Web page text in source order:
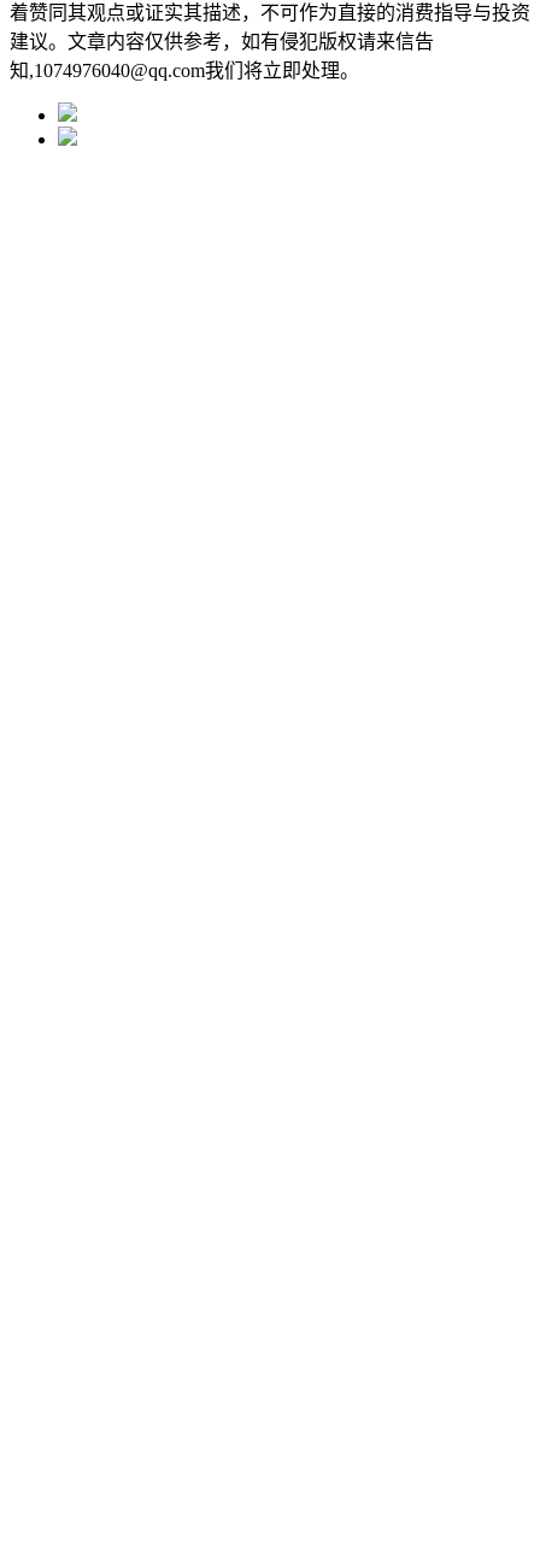
着赞同其观点或证实其描述，不可作为直接的消费指导与投资
建议。文章内容仅供参考，如有侵犯版权请来信告
知,1074976040@qq.com我们将立即处理。